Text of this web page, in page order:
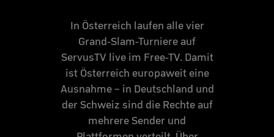
In Österreich laufen alle vier
Grand-Slam-Turniere auf
ServusTV live im Free-TV. Damit
ist Österreich europaweit eine
Ausnahme – in Deutschland und
der Schweiz sind die Rechte auf
mehrere Sender und